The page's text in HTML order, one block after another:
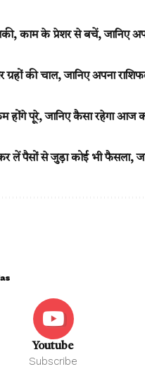
काम के प्रेशर से बचें, जानिए
की चाल, जानिए अपना
पूरे, जानिए कैसा रहेगा आज
पैसों से जुड़ा कोई भी फैसला,
Youtube
Subscribe